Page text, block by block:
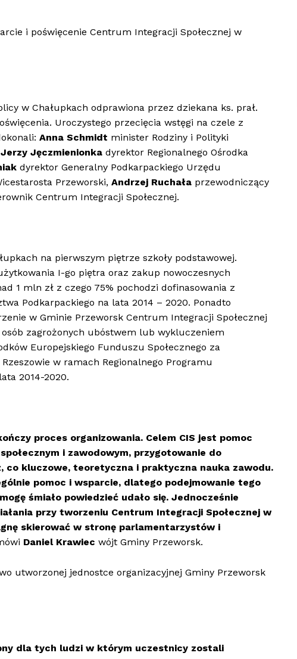
i poświęcenie Centrum Integracji Społecznej w
w Chałupkach odprawiona przez dziekana ks. prał.
Uroczystego przecięcia wstęgi na czele z
Anna Schmidt minister Rodziny i Polityki
Jerzy Jęczmienionka dyrektor Regionalnego Ośrodka
dyrektor Generalny Podkarpackiego Urzędu
Przeworski, Andrzej Ruchała przewodniczący
Centrum Integracji Społecznej.
na pierwszym piętrze szkoły podstawowej.
I-go piętra oraz zakup nowoczesnych
1 mln zł z czego 75% pochodzi dofinasowania z
Podkarpackiego na lata 2014 – 2020. Ponadto
w Gminie Przeworsk Centrum Integracji Społecznej
zagrożonych ubóstwem lub wykluczeniem
Europejskiego Funduszu Społecznego za
w ramach Regionalnego Programu
2014-2020.
proces organizowania. Celem CIS jest pomoc
i zawodowym, przygotowanie do
co kluczowe, teoretyczna i praktyczna nauka zawodu.
pomoc i wsparcie, dlatego podejmowanie tego
śmiało powiedzieć udało się. Jednocześnie
przy tworzeniu Centrum Integracji Społecznej w
skierować w stronę parlamentarzystów i
Daniel Krawiec wójt Gminy Przeworsk.
utworzonej jednostce organizacyjnej Gminy Przeworsk
dla tych ludzi w którym uczestnicy zostali